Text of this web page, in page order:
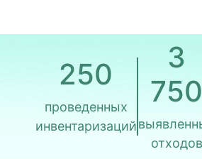
250
проведенных
инвентаризаций
3
750
отходов